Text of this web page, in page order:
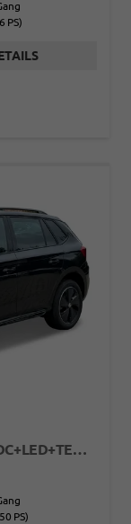
PS)
EXTRA SHZ+KLIMA+SMARTLINK+PDC+LED+TEMPOMAT
PS)